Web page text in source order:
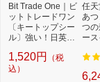
Bit Trade One｜ビ
ットトレードワン
〔キートップシー
ル〕強い！日英対
プシールセット ブ
ルー DYKTSBL
1,520円
（税
込）
任
あ
つ
ー